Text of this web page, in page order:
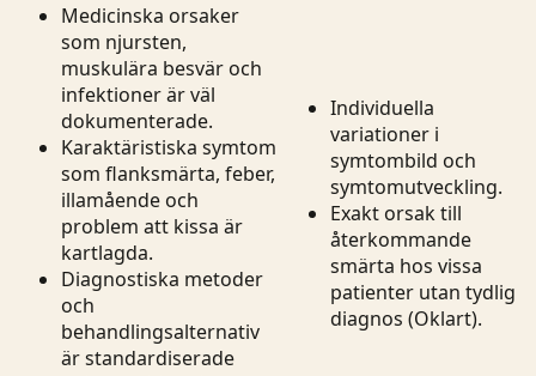
Medicinska orsaker
som njursten,
muskulära besvär och
infektioner är väl
dokumenterade.
Karaktäristiska symtom
som flanksmärta, feber,
illamående och
problem att kissa är
kartlagda.
Diagnostiska metoder
och
behandlingsalternativ
är standardiserade
Individuella
variationer i
symtombild och
symtomutveckling.
Exakt orsak till
återkommande
smärta hos vissa
patienter utan tydlig
diagnos (Oklart).